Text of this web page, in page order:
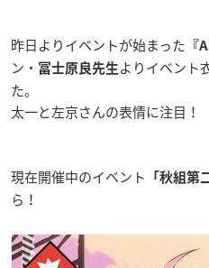
昨日よりイベントが始まった 『
ン・ 冨士原良先生 よりイベント
た。
太一と左京さんの表情に注目！
現在開催中のイベント 「秋組第
ら！